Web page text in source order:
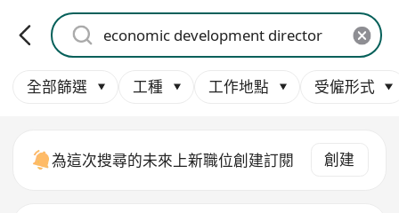
全部篩選 工種 工作地點 受僱形式
為這次搜尋的未來上新職位創建訂閱 創建